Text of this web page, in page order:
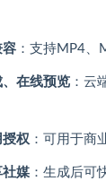
容 ：支持MP4、
在线预览 ：云
授权 ：可用于商
社媒 ：生成后可